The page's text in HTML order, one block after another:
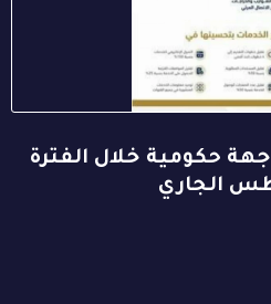
تطوير 119 خدمة في 22 جهة حكومية خلال الفترة